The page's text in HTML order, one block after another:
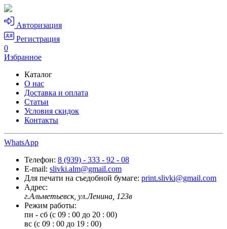
Авторизация
Регистрация
0
Избранное
Каталог
О нас
Доставка и оплата
Статьи
Условия скидок
Контакты
WhatsApp
Телефон: 8 (939) - 333 - 92 - 08
E-mail: slivki.alm@gmail.com
Для печати на съедобной бумаге: print.slivki@gmail.com
Адрес:
г.Альметьевск, ул.Ленина, 123в
Режим работы:
пн - сб (с 09 : 00 до 20 : 00)
вс (с 09 : 00 до 19 : 00)